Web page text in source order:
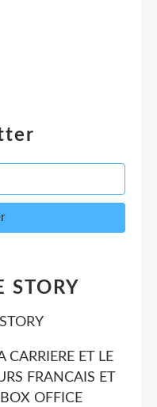
STORY
CARRIERE ET LE
FRANCAIS ET
OFFICE